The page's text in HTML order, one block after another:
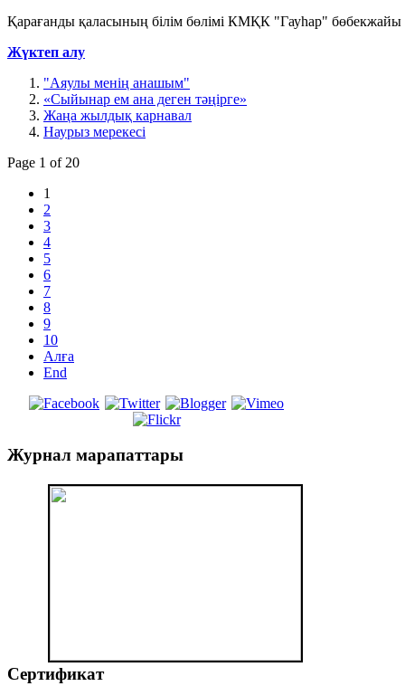
Қарағанды қаласының білім бөлімі КМҚК "Гауһар" бөбекжайы
Жүктеп алу
"Аяулы менің анашым"
«Сыйынар ем ана деген тәңірге»
Жаңа жылдық карнавал
Наурыз мерекесі
Page 1 of 20
1
2
3
4
5
6
7
8
9
10
Алға
End
Журнал марапаттары
Сертификат